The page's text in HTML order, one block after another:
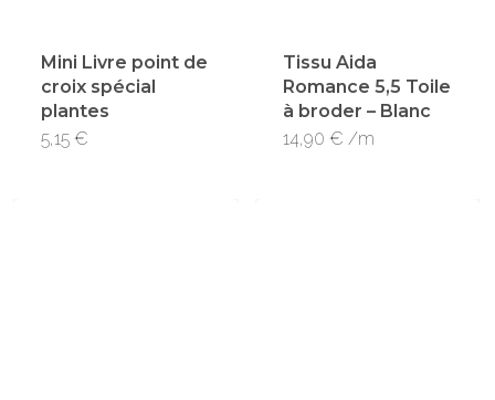
Mini Livre point de
croix spécial
plantes
5,15 €
Tissu Aida
Romance 5,5 Toile
à broder – Blanc
14,90 € /m